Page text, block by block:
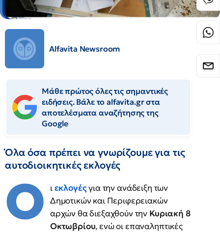
Alfavita Newsroom
Μάθε πρώτος όλες τις σημαντικές
ειδήσεις. Βάλε το alfavita.gr στα
αποτελέσματα αναζήτησης της
Google
Όλα όσα πρέπει να γνωρίζουμε για τις
αυτοδιοικητικές εκλογές
Ο ιεκλογέςγια την ανάδειξη των
Δημοτικών και Περιφερειακών
αρχών θα διεξαχθούν την Κυριακή 8
Οκτωβρίου, ενώ οι επαναληπτικές